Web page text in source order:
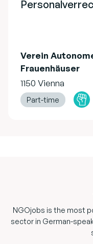
Verein
Frauenhäuser
1150 Vienna
Part-time
NGOjobs is the most
sector in German-